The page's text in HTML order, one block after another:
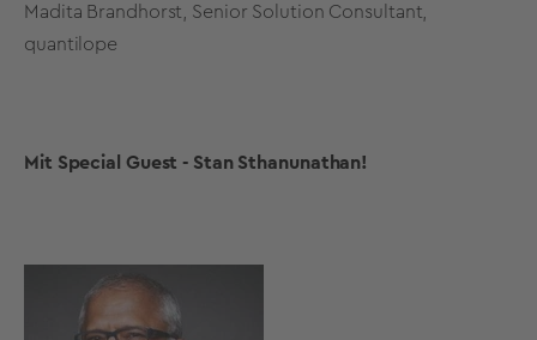
Madita Brandhorst, Senior Solution Consultant,
quantilope
Mit Special Guest - Stan Sthanunathan!